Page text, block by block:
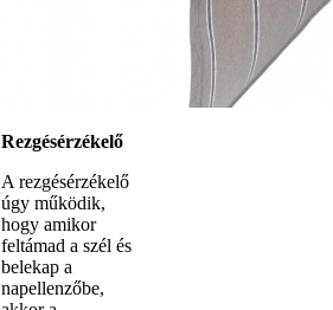
Rezgésérzékelő
A rezgésérzékelő
úgy működik,
hogy amikor
feltámad a szél és
belekap a
napellenzőbe,